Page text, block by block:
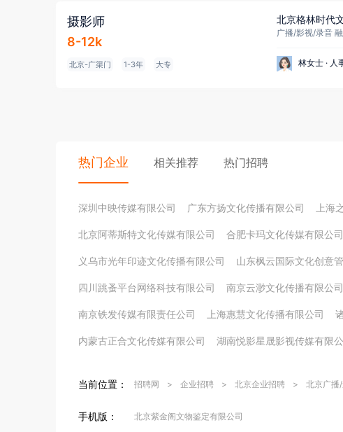
摄影师
8-12k
北京-广渠门 1-3年 大专
北京格林时代
广播/影视/录音
林女士 ·人
热门企业 相关推荐 热门招聘
深圳中映传媒有限公司 广东方扬文化传播有限公司 上海
北京阿蒂斯特文化传媒有限公司 合肥卡玛文化传媒有限公司
义乌市光年印迹文化传播有限公司 山东枫云国际文化创意
四川跳蚤平台网络科技有限公司 南京云渺文化传播有限公司
南京铁发传媒有限责任公司 上海惠慧文化传播有限公司
内蒙古正合文化传媒有限公司 湖南悦影星晟影视传媒有限
当前位置： 招聘网 > 企业招聘 > 北京企业招聘 > 北京广播
手机版： 北京紫金阁文物鉴定有限公司